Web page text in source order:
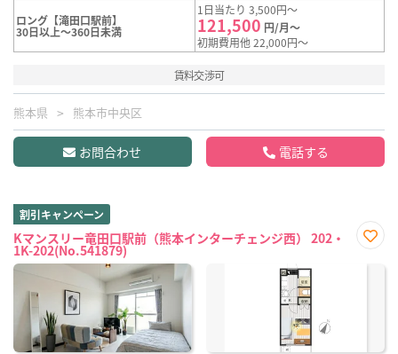
ロング【滝田口駅前】
30日以上～360日未満
1日当たり 3,500円～
121,500 円/月～
初期費用他 22,000円～
賃料交渉可
熊本県 熊本市中央区
お問合わせ 電話する
割引キャンペーン
Kマンスリー竜田口駅前（熊本インターチェンジ西） 202・
1K-202(No.541879)
に入